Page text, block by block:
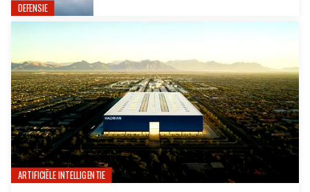
DEFENSIE
ARTIFICIËLE INTELLIGENTIE